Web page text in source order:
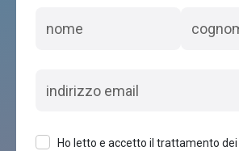
Ho letto e accetto il trattamento